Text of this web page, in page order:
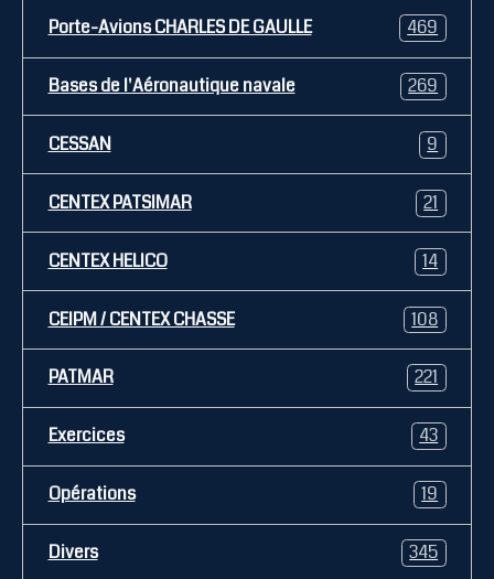
Porte-Avions CHARLES DE GAULLE 469
Bases de l'Aéronautique navale 269
CESSAN 9
CENTEX PATSIMAR 21
CENTEX HELICO 14
CEIPM / CENTEX CHASSE 108
PATMAR 221
Exercices 43
Opérations 19
Divers 345